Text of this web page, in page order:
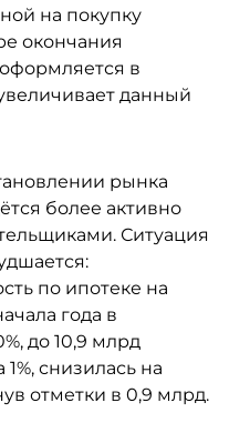
на покупку
окончания
в
данный
рынка
более активно
Ситуация
по ипотеке на
года в
до 10,9 млрд
снизилась на
отметки в 0,9 млрд.